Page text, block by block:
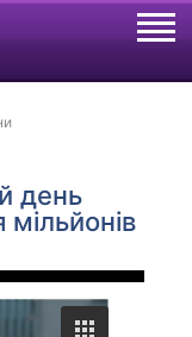
день